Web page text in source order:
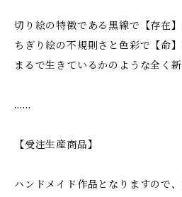
切り絵の特徴である黒線で【存在】
ちぎり絵の不規則さと色彩で【命】
まるで生きているかのような全く新
……
【受注生産商品】
ハンドメイド作品となりますので